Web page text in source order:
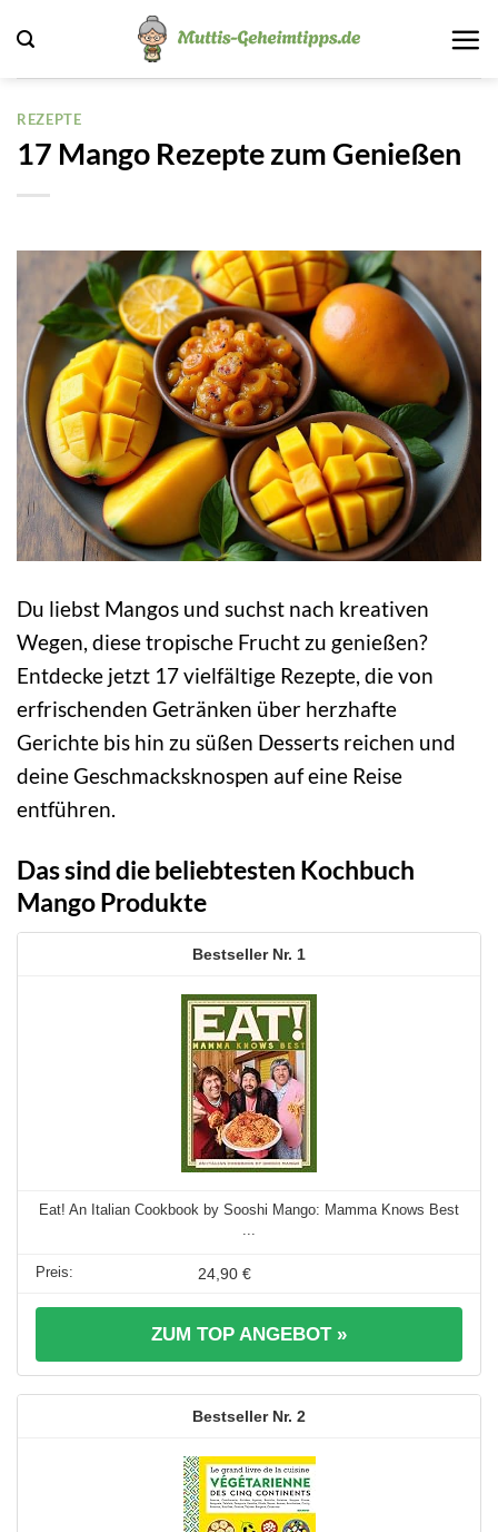
Inhalt
springen
REZEPTE
17 Mango Rezepte zum Genießen
Du liebst Mangos und suchst nach kreativen
Wegen, diese tropische Frucht zu genießen?
Entdecke jetzt 17 vielfältige Rezepte, die von
erfrischenden Getränken über herzhafte
Gerichte bis hin zu süßen Desserts reichen und
deine Geschmacksknospen auf eine Reise
entführen.
Das sind die beliebtesten Kochbuch
Mango Produkte
1
Eat! An Italian Cookbook by Sooshi Mango: Mamma Knows Best
24,90 €
ZUM TOP ANGEBOT »
2